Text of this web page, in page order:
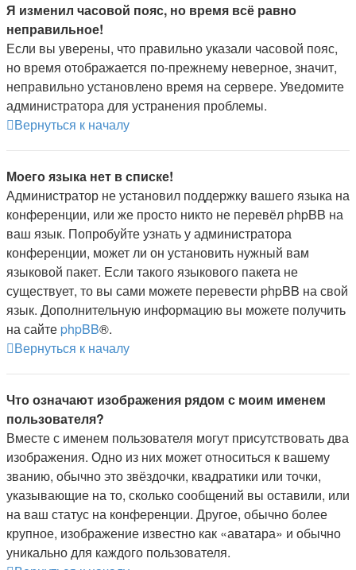
Я изменил часовой пояс, но время всё равно
неправильное!
Если вы уверены, что правильно указали часовой пояс,
но время отображается по-прежнему неверное, значит,
неправильно установлено время на сервере. Уведомите
администратора для устранения проблемы.
Вернуться к началу
Моего языка нет в списке!
Администратор не установил поддержку вашего языка на
конференции, или же просто никто не перевёл phpBB на
ваш язык. Попробуйте узнать у администратора
конференции, может ли он установить нужный вам
языковой пакет. Если такого языкового пакета не
существует, то вы сами можете перевести phpBB на свой
язык. Дополнительную информацию вы можете получить
на сайте phpBB®.
Вернуться к началу
Что означают изображения рядом с моим именем
пользователя?
Вместе с именем пользователя могут присутствовать два
изображения. Одно из них может относиться к вашему
званию, обычно это звёздочки, квадратики или точки,
указывающие на то, сколько сообщений вы оставили, или
на ваш статус на конференции. Другое, обычно более
крупное, изображение известно как «аватара» и обычно
уникально для каждого пользователя.